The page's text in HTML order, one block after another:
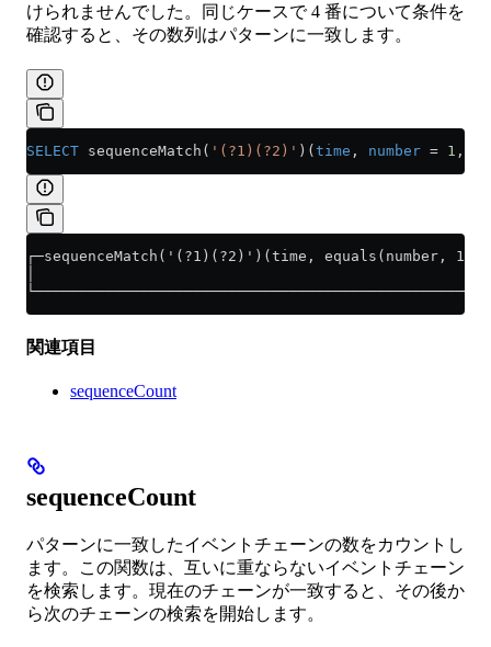
けられませんでした。同じケースで 4 番について条件を
確認すると、その数列はパターンに一致します。
SELECT sequenceMatch( '(?1)(?2)' )( time , number = 1 ,
┌─sequenceMatch('(?1)(?2)')(time, equals(number,
関連項目
sequenceCount
sequenceCount
パターンに一致したイベントチェーンの数をカウントし
ます。この関数は、互いに重ならないイベントチェーン
を検索します。現在のチェーンが一致すると、その後か
ら次のチェーンの検索を開始します。